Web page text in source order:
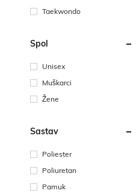
Taekwondo
Spol
Unisex
Muškarci
Žene
Sastav
Poliester
Poliuretan
Pamuk